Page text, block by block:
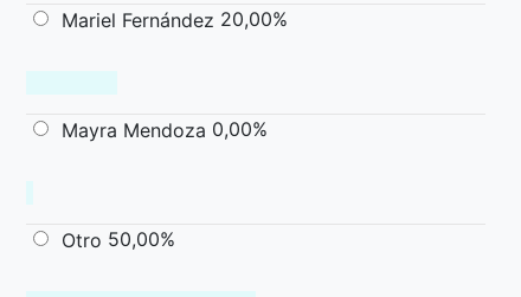
Mariel Fernández 20,00%
Mayra Mendoza 0,00%
Otro 50,00%